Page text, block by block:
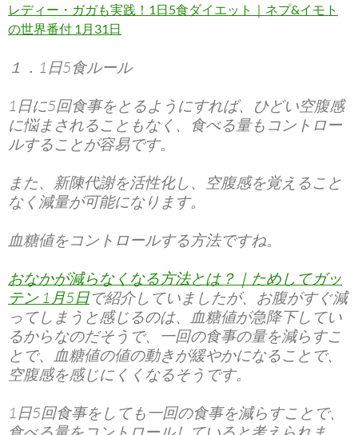
レディー・ガガも実践！1日5食ダイエット｜ネプ&イモト
の世界番付 1月31日
１．1日5食ルール
1日に5回食事をとるようにすれば、ひどい空腹感
に悩まされることもなく、食べる量もコントロー
ルすることが容易です。
また、新陳代謝を活性化し、空腹感を覚えること
なく減量が可能になります。
血糖値をコントロールする方法ですね。
おなかが減らなくなる方法とは？｜ためしてガッ
テン 1月5日で紹介していましたが、お腹がすぐ減
ってしまうと感じるのは、血糖値が急降下してい
るからなのだそうで、一回の食事の量を減らすこ
とで、血糖値の値の動きが緩やかになることで、
空腹感を感じにくくなるそうです。
1日5回食事をしても一回の食事を減らすことで、